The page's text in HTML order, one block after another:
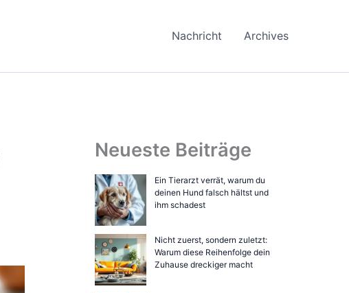
Nachricht Archives
Neueste Beiträge
Ein Tierarzt verrät, warum du
deinen Hund falsch hältst und
ihm schadest
Nicht zuerst, sondern zuletzt:
Warum diese Reihenfolge dein
Zuhause dreckiger macht